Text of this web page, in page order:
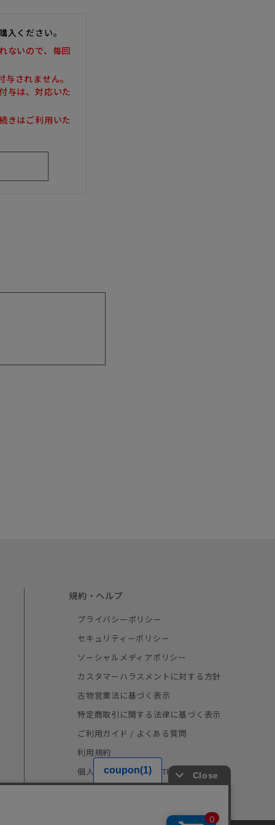
入ください。
ないので、毎回
されません。
与は、対応いた
きはご利用いた
規約・ヘルプ
プライバシーポリシー
セキュリティーポリシー
ソーシャルメディアポリシー
カスタマーハラスメントに対する方針
古物営業法に基づく表示
特定商取引に関する法律に基づく表示
ご利用ガイド / よくある質問
利用規約
個人情報の取り扱い（TRUSTe）